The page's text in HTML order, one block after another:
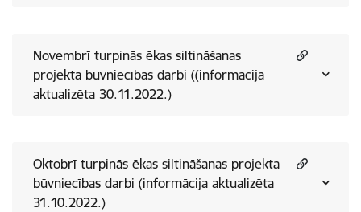
Novembrī turpinās ēkas siltināšanas
projekta būvniecības darbi ((informācija
aktualizēta 30.11.2022.)
Oktobrī turpinās ēkas siltināšanas projekta
būvniecības darbi (informācija aktualizēta
31.10.2022.)